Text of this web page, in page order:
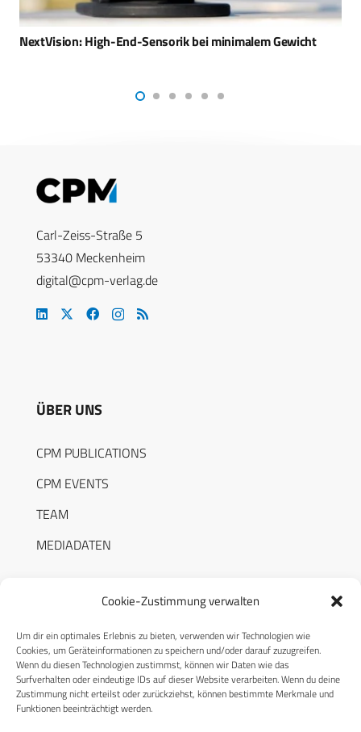
Cookie-Zustimmung verwalten
Um dir ein optimales Erlebnis zu bieten, verwenden wir Technologien wie
Cookies, um Geräteinformationen zu speichern und/oder darauf zuzugreifen.
Wenn du diesen Technologien zustimmst, können wir Daten wie das
Surfverhalten oder eindeutige IDs auf dieser Website verarbeiten. Wenn du deine
Zustimmung nicht erteilst oder zurückziehst, können bestimmte Merkmale und
Funktionen beeinträchtigt werden.
Bundestag wird Fregatten F127 und U-Boote U 212CD
Carl-Zeiss-Straße 5
53340 Meckenheim
digital@cpm-verlag.de
ÜBER UNS
CPM PUBLICATIONS
CPM EVENTS
TEAM
MEDIADATEN
RECHTLICHES
Datenschutzerklärung
Cookie-Richtlinie (EU)